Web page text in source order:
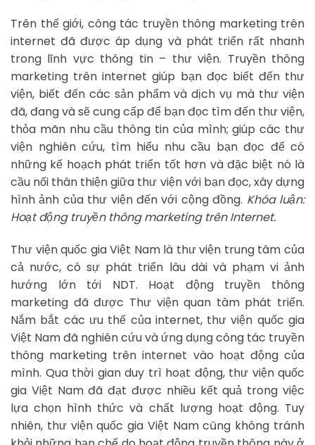
Trên thế giới, công tác truyền thông marketing trên
internet đã được áp dụng và phát triển rất nhanh
trong lĩnh vực thông tin – thư viện. Truyền thông
marketing trên internet giúp bạn đọc biết đến thư
viện, biết đến các sản phẩm và dịch vụ mà thư viện
đã, đang và sẽ cung cấp để bạn đọc tìm đến thư viện,
thỏa mãn nhu cầu thông tin của mình; giúp các thư
viện nghiên cứu, tìm hiểu nhu cầu bạn đọc để có
những kế hoạch phát triển tốt hơn và đặc biệt nó là
cầu nối thân thiện giữa thư viện với bạn đọc, xây dựng
hình ảnh của thư viện đến với cộng đồng. Khóa luận:
Hoạt động truyền thông marketing trên Internet.
Thư viện quốc gia Việt Nam là thư viện trung tâm của
cả nước, có sự phát triển lâu dài và phạm vi ảnh
hướng lớn tới NDT. Hoạt động truyền thông
marketing đã được Thư viện quan tâm phát triển.
Nắm bắt các ưu thế của internet, thư viện quốc gia
Việt Nam đã nghiên cứu và ứng dụng công tác truyền
thông marketing trên internet vào hoạt động của
mình. Qua thời gian duy trì hoạt động, thư viện quốc
gia Việt Nam đã đạt được nhiều kết quả trong việc
lựa chọn hình thức và chất lượng hoạt động. Tuy
nhiên, thư viện quốc gia Việt Nam cũng không tránh